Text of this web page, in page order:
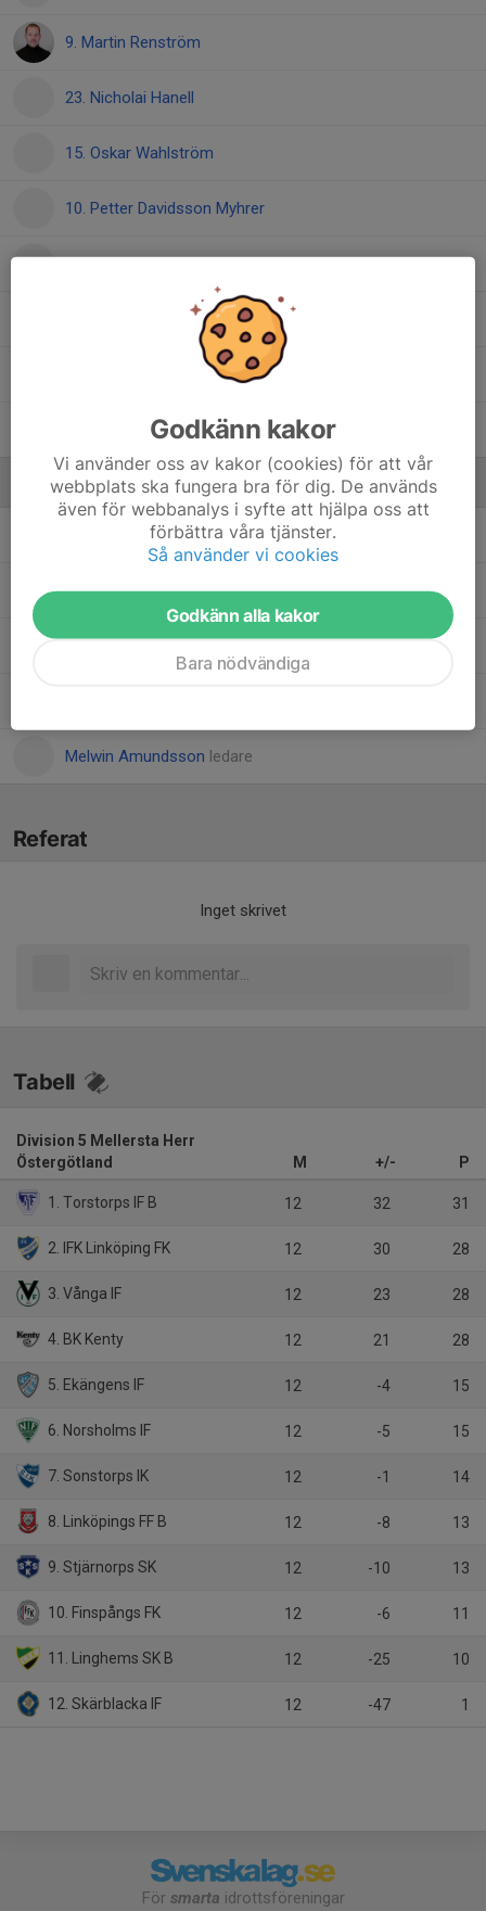
9. Martin Renström
23. Nicholai Hanell
15. Oskar Wahlström
10. Petter Davidsson Myhrer
33. Philip Grönqvist
8. Robin Torstensson
99. Vincent Roos
Ledare
Daniel KinnanderTränare
Henrik AmundssonAssisterande tränare
Jonny SchönKostrådgivare
Melwin Amundsson ledare
Referat
Inget skrivet
Tabell
Division 5 Mellersta Herr
Östergötland
M +/- P
1. Torstorps IF B 12 32 31
2. IFK Linköping FK 12 30 28
3. Vånga IF 12 23 28
4. BK Kenty 12 21 28
5. Ekängens IF 12 -4 15
6. Norsholms IF 12 -5 15
7. Sonstorps IK 12 -1 14
8. Linköpings FF B 12 -8 13
9. Stjärnorps SK 12 -10 13
10. Finspångs FK 12 -6 11
11. Linghems SK B 12 -25 10
12. Skärblacka IF 12 -47 1
För smarta idrottsföreningar
Godkänn kakor
Vi använder oss av kakor (cookies) för att vår
webbplats ska fungera bra för dig. De används
även för webbanalys i syfte att hjälpa oss att
förbättra våra tjänster.
Så använder vi cookies
Godkänn alla kakor
Bara nödvändiga